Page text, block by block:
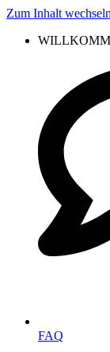
Zum Inhalt wechseln
FAQ